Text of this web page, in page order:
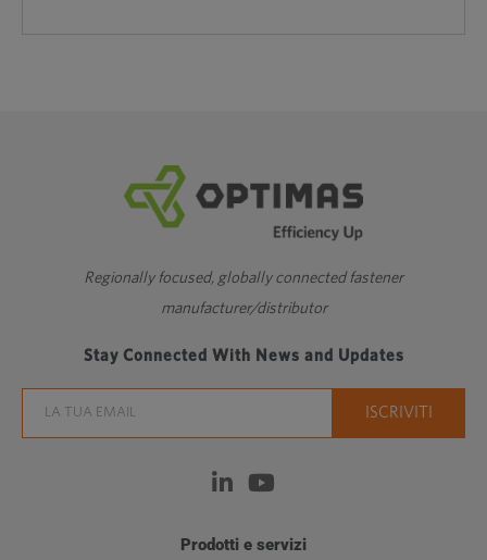
Regionally focused, globally connected fastener
manufacturer/distributor
Stay Connected With News and Updates
Prodotti e servizi